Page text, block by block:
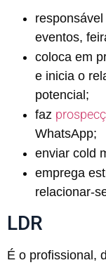
eventos,
coloca em
e inicia o
potencial;
faz
WhatsApp;
enviar cold
emprega
relacionar-
LDR
É o profissional,